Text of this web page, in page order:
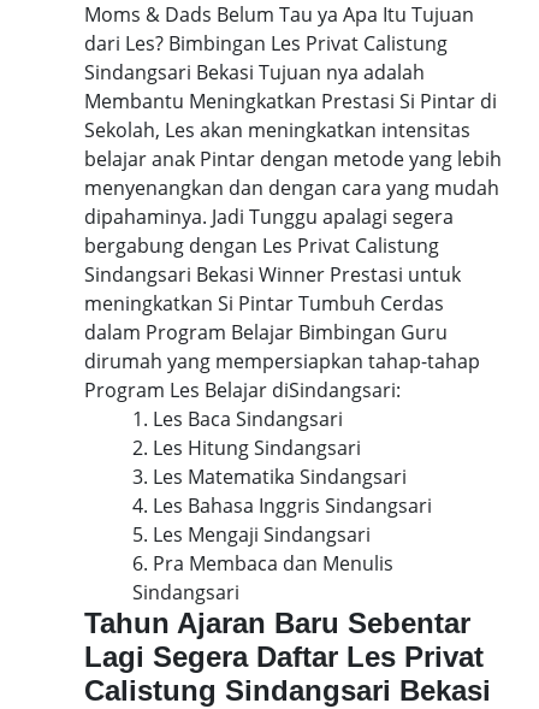
Moms & Dads Belum Tau ya Apa Itu Tujuan
dari Les? Bimbingan Les Privat Calistung
Sindangsari Bekasi Tujuan nya adalah
Membantu Meningkatkan Prestasi Si Pintar di
Sekolah, Les akan meningkatkan intensitas
belajar anak Pintar dengan metode yang lebih
menyenangkan dan dengan cara yang mudah
dipahaminya. Jadi Tunggu apalagi segera
bergabung dengan Les Privat Calistung
Sindangsari Bekasi Winner Prestasi untuk
meningkatkan Si Pintar Tumbuh Cerdas
dalam Program Belajar Bimbingan Guru
dirumah yang mempersiapkan tahap-tahap
Program Les Belajar diSindangsari:
1. Les Baca Sindangsari
2. Les Hitung Sindangsari
3. Les Matematika Sindangsari
4. Les Bahasa Inggris Sindangsari
5. Les Mengaji Sindangsari
6. Pra Membaca dan Menulis
Sindangsari
Tahun Ajaran Baru Sebentar
Lagi Segera Daftar Les Privat
Calistung Sindangsari Bekasi